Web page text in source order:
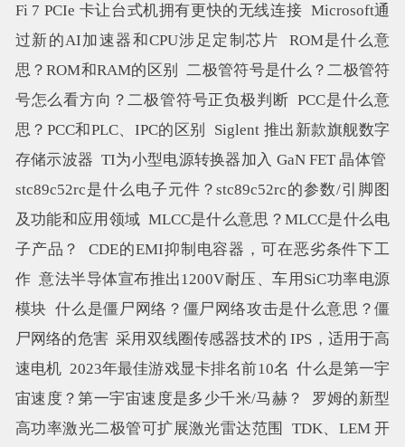
Fi 7 PCIe 卡让台式机拥有更快的无线连接 Microsoft通
过新的AI加速器和CPU涉足定制芯片
ROM是什么意
思？ROM和RAM的区别
二极管符号是什么？二极管符
号怎么看方向？二极管符号正负极判断 PCC是什么意
思？PCC和PLC、IPC的区别
Siglent 推出新款旗舰数字
存储示波器 TI为小型电源转换器加入 GaN FET 晶体管
stc89c52rc是什么电子元件？stc89c52rc的参数/引脚图
及功能和应用领域 MLCC是什么意思？MLCC是什么电
子产品？
CDE的EMI抑制电容器，可在恶劣条件下工
作 意法半导体宣布推出1200V耐压、车用SiC功率电源
模块 什么是僵尸网络？僵尸网络攻击是什么意思？僵
尸网络的危害 采用双线圈传感器技术的 IPS，适用于高
速电机 2023年最佳游戏显卡排名前10名 什么是第一宇
宙速度？第一宇宙速度是多少千米/马赫？
罗姆的新型
高功率激光二极管可扩展激光雷达范围
TDK、LEM 开